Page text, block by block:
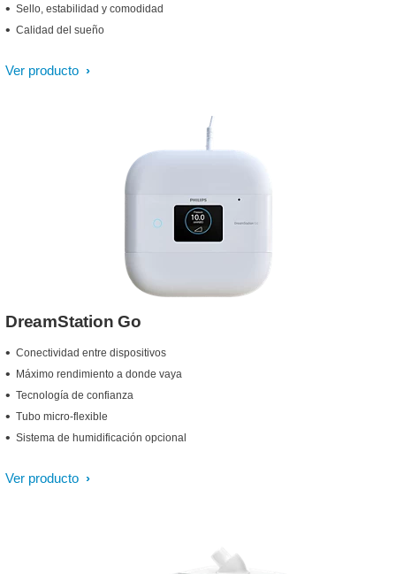
Sello, estabilidad y comodidad
Calidad del sueño
Ver producto
DreamStation Go
Conectividad entre dispositivos
Máximo rendimiento a donde vaya
Tecnología de confianza
Tubo micro-flexible
Sistema de humidificación opcional
Ver producto